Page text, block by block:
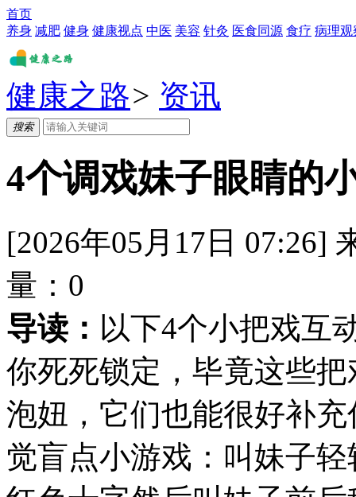
首页
养身 减肥 健身 健康视点 中医 美容 针灸 医食同源 食疗 病理观
健康之路> 资讯
搜索
4个调戏妹子眼睛的
[2026年05月17日 07:26]
量： 0
导读： 以下4个小把戏互
你死死锁定，毕竟这些
泡妞，它们也能很好补
觉盲点小游戏：叫妹子